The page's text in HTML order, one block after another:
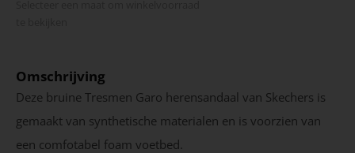
Omschrijving
Deze bruine Tresmen Garo herensandaal van Skechers is
gemaakt van synthetische materialen en is voorzien van
een comfotabel foam voetbed.